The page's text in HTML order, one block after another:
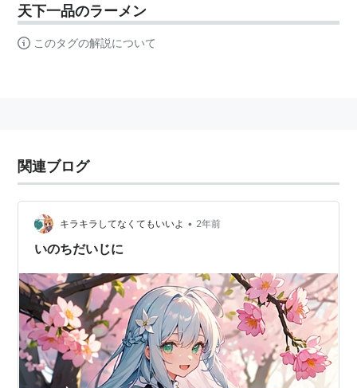
天下一品のラーメン
このタグの解説について
関連ブログ
キラキラしてなくてもいいよ • 2年前
いのちだいじに